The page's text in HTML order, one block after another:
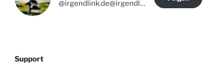
@irgendlink.de@irgendlink.de
Support